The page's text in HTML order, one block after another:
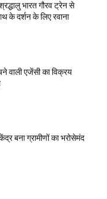
भारत गौरव ट्रेन से
के दर्शन के लिए रवाना
वाली एजेंसी का विक्रय
बना ग्रामीणों का भरोसेमंद